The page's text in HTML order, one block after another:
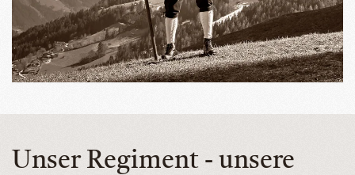
Unser Regiment - unsere